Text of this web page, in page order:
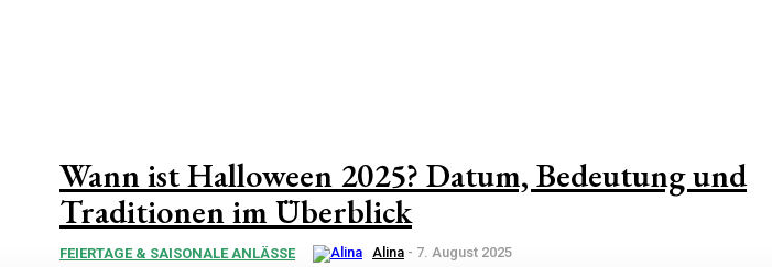
Wann ist Halloween 2025? Datum, Bedeutung und
Traditionen im Überblick
FEIERTAGE & SAISONALE ANLÄSSE Alina - 7. August 2025